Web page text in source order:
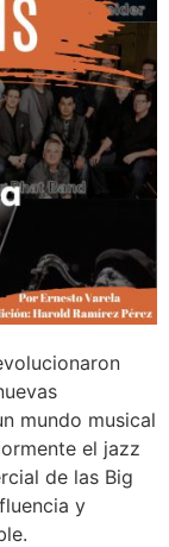
mundo musical
el jazz
de las Big
y